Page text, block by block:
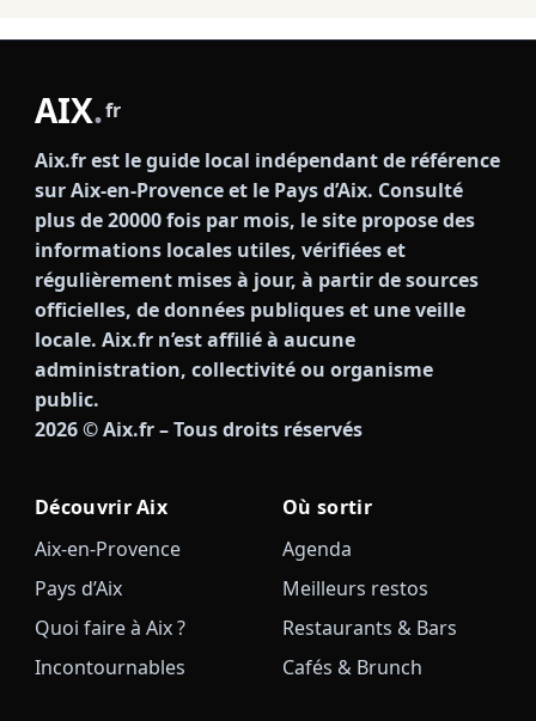
AIX.fr
Aix.fr est le guide local indépendant de référence
sur Aix-en-Provence et le Pays d’Aix. Consulté
plus de 20000 fois par mois, le site propose des
informations locales utiles, vérifiées et
régulièrement mises à jour, à partir de sources
officielles, de données publiques et une veille
locale. Aix.fr n’est affilié à aucune
administration, collectivité ou organisme
public.
2026© Aix.fr – Tous droits réservés
Découvrir Aix
Aix-en-Provence
Pays d’Aix
Quoi faire à Aix ?
Incontournables
Où sortir
Agenda
Meilleurs restos
Restaurants & Bars
Cafés & Brunch